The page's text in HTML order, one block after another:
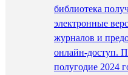
библиотека
электронные
журналов и
онлайн-доступ.
полугодие 2024